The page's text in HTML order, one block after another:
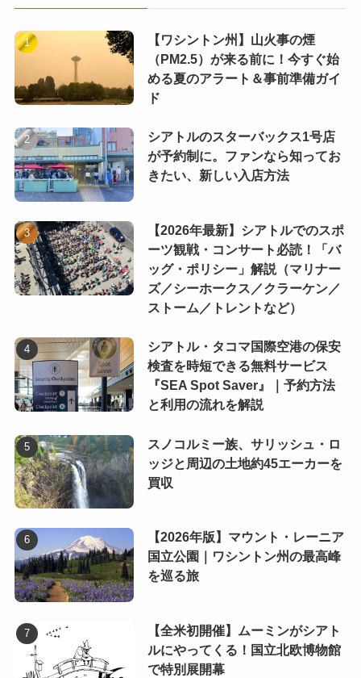
【ワシントン州】山火事の煙
（PM2.5）が来る前に！今すぐ始
める夏のアラート＆事前準備ガイ
ド
シアトルのスターバックス1号店
が予約制に。ファンなら知ってお
きたい、新しい入店方法
【2026年最新】シアトルでのスポ
ーツ観戦・コンサート必読！「バ
ッグ・ポリシー」解説（マリナー
ズ／シーホークス／クラーケン／
ストーム／トレントなど）
シアトル・タコマ国際空港の保安
検査を時短できる無料サービス
『SEA Spot Saver』｜予約方法
と利用の流れを解説
スノコルミー族、サリッシュ・ロ
ッジと周辺の土地約45エーカーを
買収
【2026年版】マウント・レーニア
国立公園｜ワシントン州の最高峰
を巡る旅
【全米初開催】ムーミンがシアト
ルにやってくる！国立北欧博物館
で特別展開幕